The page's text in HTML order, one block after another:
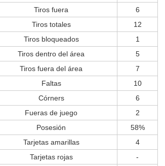
Tiros fuera
6
Tiros totales
12
Tiros bloqueados
1
Tiros dentro del área
5
Tiros fuera del área
7
Faltas
10
Córners
6
Fueras de juego
2
Posesión
58%
Tarjetas amarillas
4
Tarjetas rojas
-